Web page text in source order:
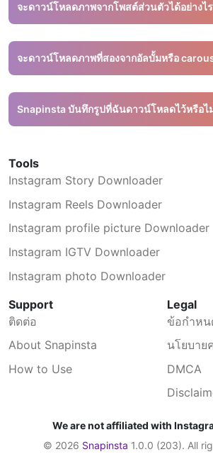
จะดาวน์โหลดภาพจากโพสต์ส่วนตัวได้อย่างไ
ไม่สามารถดาวน์โหลดจากโพสต์ส่วนตัวได้ เครื่
ทำงานกับบัญชีสาธารณะเท่านั้น
จะดาวน์โหลดภาพที่สองจากอัลบั้มหรือ
คุณสามารถดาวน์โหลดแต่ละภาพแยกกัน หรือใ
โหลดภาพทั้งหมดในครั้งเดียว
Snapinsta บันทึกรูปที่ฉันดาวน์โหลดไว้หรือไ
Tools
Instagram Story Downloader
Instagram Reels Downloader
Instagram profile picture Downloader
Instagram IGTV Downloader
Instagram photo Downloader
Support
ติดต่อ
About Snapinsta
How to Use
Legal
ข้อกำหน
นโยบาย
DMCA
We are not affiliated with
© 2026 Snapinsta 1.0.0 (203). All